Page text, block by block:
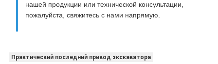
нашей продукции или технической консультации,
пожалуйста, свяжитесь с нами напрямую.
Практический последний привод экскаватора